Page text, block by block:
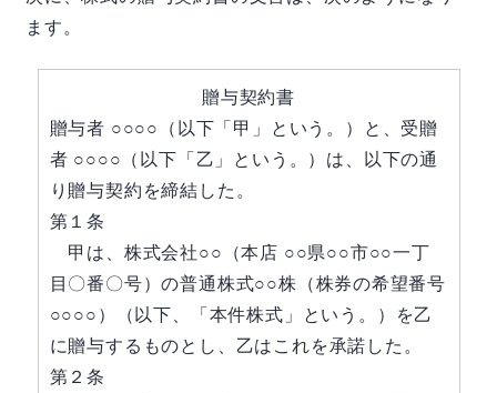
ます。
贈与契約書
贈与者 ○○○○（以下「甲」という。）と、受贈
者 ○○○○（以下「乙」という。）は、以下の通
り贈与契約を締結した。
第１条
甲は、株式会社○○（本店 ○○県○○市○○一丁
目〇番〇号）の普通株式○○株（株券の希望番号
○○○○）（以下、「本件株式」という。）を乙
に贈与するものとし、乙はこれを承諾した。
第２条